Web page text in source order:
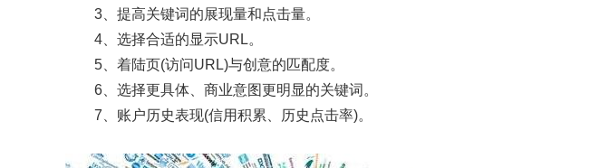
3、提高关键词的展现量和点击量。
4、选择合适的显示URL。
5、着陆页(访问URL)与创意的匹配度。
6、选择更具体、商业意图更明显的关键词。
7、账户历史表现(信用积累、历史点击率)。